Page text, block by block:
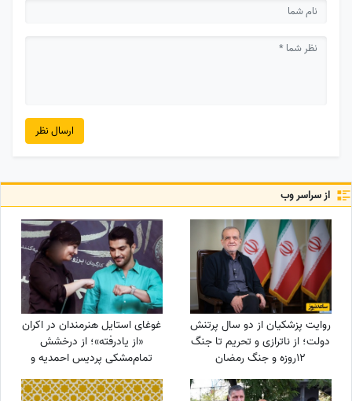
ارسال نظر
از سراسر وب
روایت پزشکیان از دو سال پرتنش
دولت؛ از ناترازی و تحریم تا جنگ
12روزه و جنگ رمضان
غوغای استایل هنرمندان در اکران
«از یادرفته»؛ از درخشش
تمام‌مشکی پردیس احمدیه و
آزیتا حاجیان تا تیپ اسپورت
سینا مهراد و مجید مظفری